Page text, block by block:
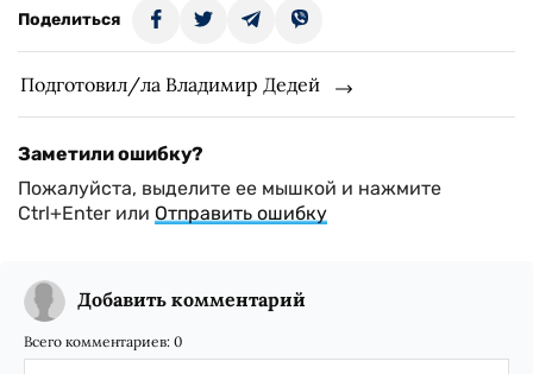
Поделиться
Подготовил/ла Владимир Дедей
Заметили ошибку?
Пожалуйста, выделите ее мышкой и нажмите
Ctrl+Enter или Отправить ошибку
Добавить комментарий
Всего комментариев: 0